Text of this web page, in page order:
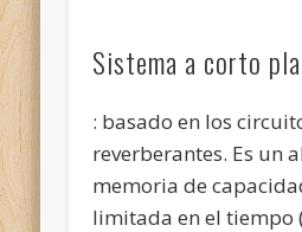
Sistema a corto
: basado en los
reverberantes. Es un
memoria de
limitada en el tiempo